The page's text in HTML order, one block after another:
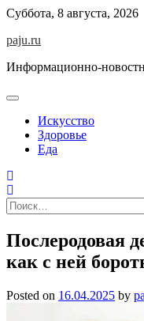
Skip
content
Суббота, 8 августа, 2026
paju.ru
Информационно-
Искусство
Здоровье
Еда
Найти:
Послеродовая
как с ней
Posted on 16.04.2025 by